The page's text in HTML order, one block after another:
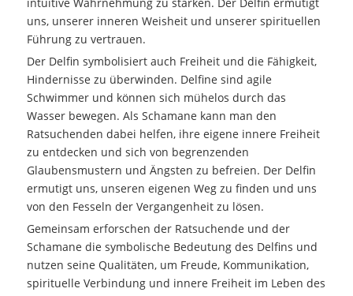
uns, unserer inneren Weisheit und unserer spirituellen
Führung zu vertrauen.
Der Delfin symbolisiert auch Freiheit und die Fähigkeit,
Hindernisse zu überwinden. Delfine sind agile
Schwimmer und können sich mühelos durch das
Wasser bewegen. Als Schamane kann man den
Ratsuchenden dabei helfen, ihre eigene innere Freiheit
zu entdecken und sich von begrenzenden
Glaubensmustern und Ängsten zu befreien. Der Delfin
ermutigt uns, unseren eigenen Weg zu finden und uns
von den Fesseln der Vergangenheit zu lösen.
Gemeinsam erforschen der Ratsuchende und der
Schamane die symbolische Bedeutung des Delfins und
nutzen seine Qualitäten, um Freude, Kommunikation,
spirituelle Verbindung und innere Freiheit im Leben des